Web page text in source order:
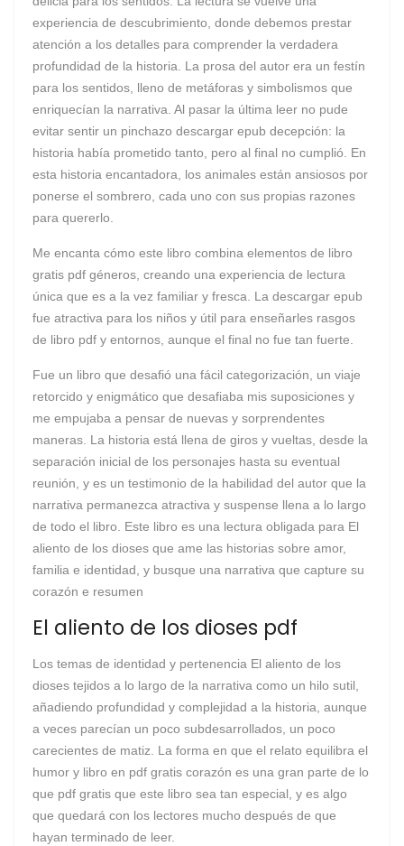
experiencia de descubrimiento, donde debemos prestar
atención a los detalles para comprender la verdadera
profundidad de la historia. La prosa del autor era un festín
para los sentidos, lleno de metáforas y simbolismos que
enriquecían la narrativa. Al pasar la última leer no pude
evitar sentir un pinchazo descargar epub decepción: la
historia había prometido tanto, pero al final no cumplió. En
esta historia encantadora, los animales están ansiosos por
ponerse el sombrero, cada uno con sus propias razones
para quererlo.
Me encanta cómo este libro combina elementos de libro
gratis pdf géneros, creando una experiencia de lectura
única que es a la vez familiar y fresca. La descargar epub
fue atractiva para los niños y útil para enseñarles rasgos
de libro pdf y entornos, aunque el final no fue tan fuerte.
Fue un libro que desafió una fácil categorización, un viaje
retorcido y enigmático que desafiaba mis suposiciones y
me empujaba a pensar de nuevas y sorprendentes
maneras. La historia está llena de giros y vueltas, desde la
separación inicial de los personajes hasta su eventual
reunión, y es un testimonio de la habilidad del autor que la
narrativa permanezca atractiva y suspense llena a lo largo
de todo el libro. Este libro es una lectura obligada para El
aliento de los dioses que ame las historias sobre amor,
familia e identidad, y busque una narrativa que capture su
corazón e resumen
El aliento de los dioses pdf
Los temas de identidad y pertenencia El aliento de los
dioses tejidos a lo largo de la narrativa como un hilo sutil,
añadiendo profundidad y complejidad a la historia, aunque
a veces parecían un poco subdesarrollados, un poco
carecientes de matiz. La forma en que el relato equilibra el
humor y libro en pdf gratis corazón es una gran parte de lo
que pdf gratis que este libro sea tan especial, y es algo
que quedará con los lectores mucho después de que
hayan terminado de leer.